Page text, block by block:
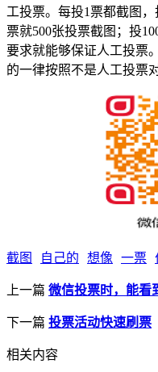
工投票。每投1票都截图
票就500张投票截图；投
要求就能够保证人工投票
的一律按照不是人工投票
截图 自己的 想像 一票
上一篇 微信投票时，能看
下一篇 投票活动快速刷票
相关内容